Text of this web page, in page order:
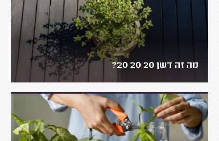
מה זה דשן 20 20 20?